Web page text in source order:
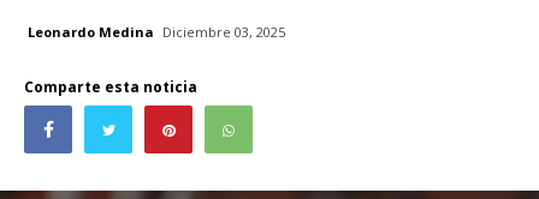
Leonardo Medina Diciembre 03, 2025
Comparte esta noticia